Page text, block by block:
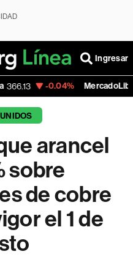
Ingresar
-0.04% MercadoLibre 1,879.59
arancel
sobre
de cobre
el 1 de